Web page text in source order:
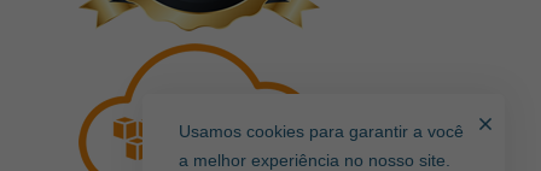
Usamos cookies para garantir a você
a melhor experiência no nosso site.